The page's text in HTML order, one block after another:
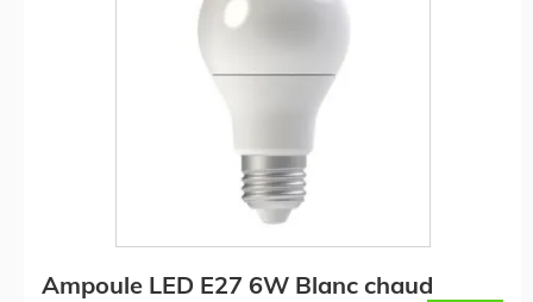
Ampoule LED E27 6W Blanc chaud